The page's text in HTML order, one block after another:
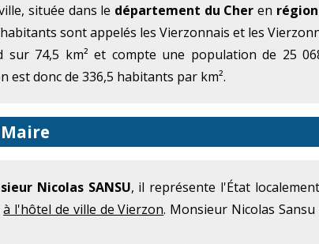
située dans le département du Cher en
sont appelés les Vierzonnais et les
sur 74,5 km² et compte une population de 25
est donc de 336,5 habitants par km².
Nicolas SANSU, il représente l'État
à l'hôtel de ville de Vierzon. Monsieur Nicolas